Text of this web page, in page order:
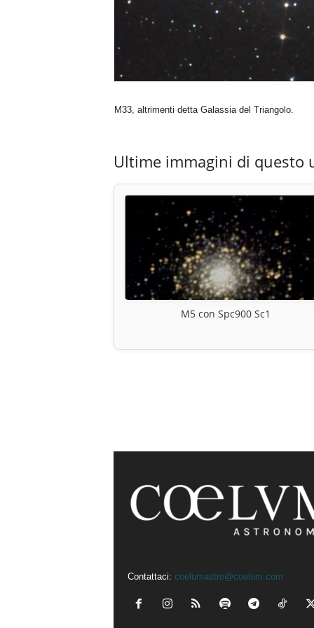
M33, altrimenti detta Galassia del Triangolo.
Ultime immagini di questo
M5 con Spc900 Sc1
Contattaci: coelumastro@coelum.com